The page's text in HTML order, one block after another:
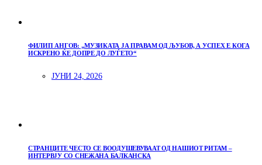
ФИЛИП АНГОВ: „МУЗИКАТА ЈА ПРАВАМ ОД ЉУБОВ, А УСПЕХ Е КОГА
ИСКРЕНО ЌЕ ДОПРЕ ДО ЛУЃЕТО“
ЈУНИ 24, 2026
СТРАНЦИТЕ ЧЕСТО СЕ ВООДУШЕВУВААТ ОД НАШИОТ РИТАМ –
ИНТЕРВЈУ СО СНЕЖАНА БАЛКАНСКА